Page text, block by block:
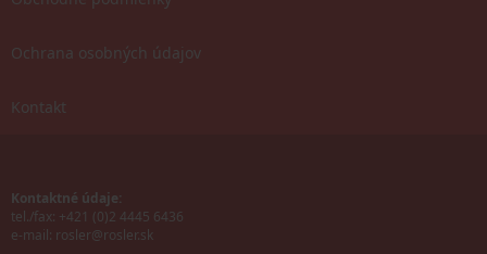
Ochrana osobných údajov
Kontakt
Kontaktné údaje:
tel./fax: +421 (0)2 4445 6436
e-mail: rosler@rosler.sk